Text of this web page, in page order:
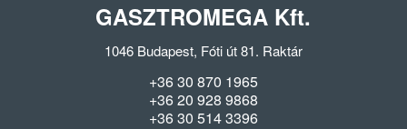
GASZTROMEGA Kft.
1046 Budapest, Fóti út 81. Raktár
+36 30 870 1965
+36 20 928 9868
+36 30 514 3396